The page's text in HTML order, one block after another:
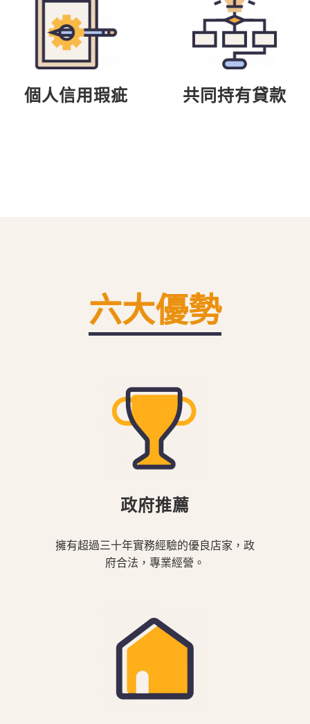
個人信用瑕疵 共同持有貸款
六大優勢
政府推薦
擁有超過三十年實務經驗的優良店家，政
府合法，專業經營。